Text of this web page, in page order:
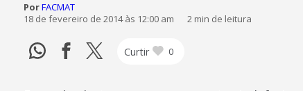
PorFACMAT
18 de fevereiro de 2014 às 12:00 am
2 min de leitura
Curtir 0